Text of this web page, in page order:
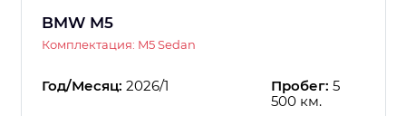
BMW M5
Комплектация: M5 Sedan
Год/Месяц: 2026/1 Пробег: 5
500 км.